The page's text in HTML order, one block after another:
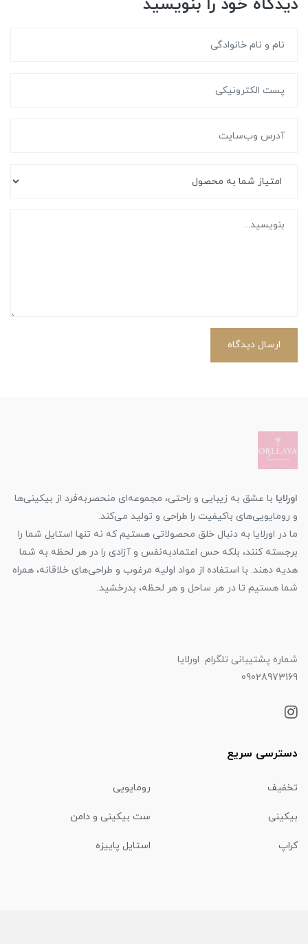
دیدگاه خود را بنویسید
ارسال دیدگاه
اورلایا با عشق به زیبایی و راحتی، مجموعه‌ای منحصربه‌فرد از بیکینی‌ها
و رومایویی‌های باکیفیت را طراحی و تولید می‌کند.
ما در اورلایا به دنبال خلق محصولاتی هستیم که نه تنها استایل شما را
برجسته کنند، بلکه حس اعتمادبه‌نفس و آزادی را در هر لحظه به شما
هدیه دهند. با استفاده از مواد اولیه مرغوب و طراحی‌های خلاقانه، همراه
شما هستیم تا در هر ساحل و هر لحظه، بدرخشید.
شماره پشتیبانی تلگرام اورلایا
09028973169
دسترسی سریع
تخفیف رومایویی
بیکینی ست بیکینی و دامن
کراپ استایل پاییزه